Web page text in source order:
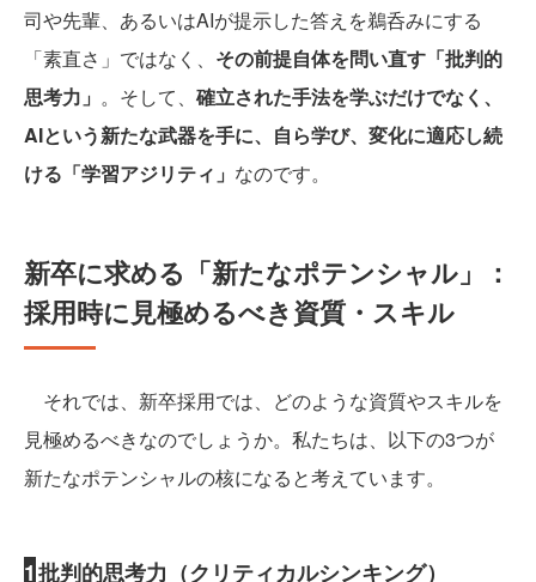
司や先輩、あるいはAIが提示した答えを鵜呑みにする
「素直さ」ではなく、 その前提自体を問い直す「批判的
思考力」 。そして、 確立された手法を学ぶだけでなく、
AIという新たな武器を手に、自ら学び、変化に適応し続
ける「学習アジリティ」 なのです。
新卒に求める「新たなポテンシャル」：
採用時に見極めるべき資質・スキル
それでは、新卒採用では、どのような資質やスキルを
見極めるべきなのでしょうか。私たちは、以下の3つが
新たなポテンシャルの核になると考えています。
1批判的思考力（クリティカルシンキング）